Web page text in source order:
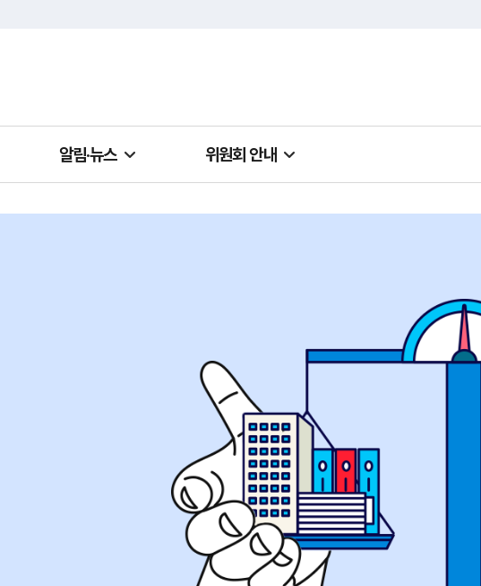
알림·뉴스 위원회 안내